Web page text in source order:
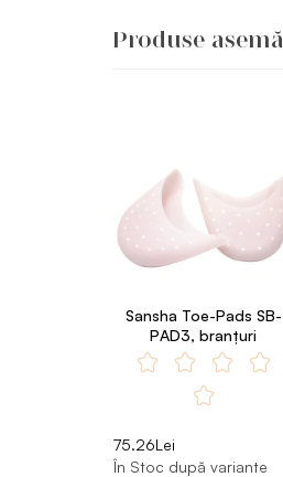
Produse
Sansha Toe-Pads SB-
PAD3, branțuri
75.26Lei
În Stoc după variante